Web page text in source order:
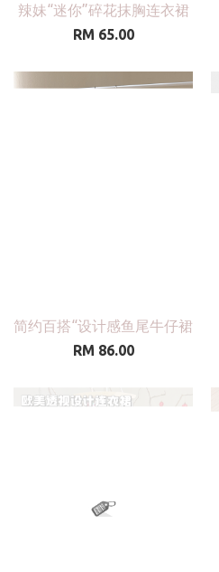
辣妹“迷你”碎花抹胸连衣裙
RM 65.00
简约百搭“设计感鱼尾牛仔裙
RM 86.00